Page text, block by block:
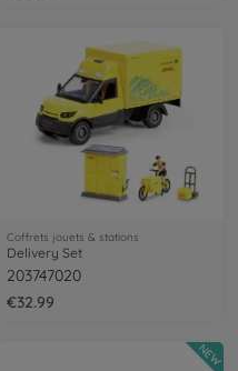
Coffrets jouets & stations
Delivery Set
203747020
€32.99
NEW